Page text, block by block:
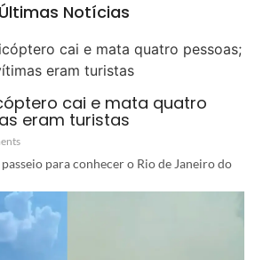
Últimas Notícias
cai e mata quatro
eram turistas
para conhecer o Rio de Janeiro do